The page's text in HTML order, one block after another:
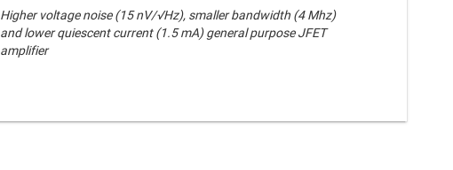
Higher voltage noise (15 nV/√Hz), smaller bandwidth (4 Mhz)
and lower quiescent current (1.5 mA) general purpose JFET
amplifier